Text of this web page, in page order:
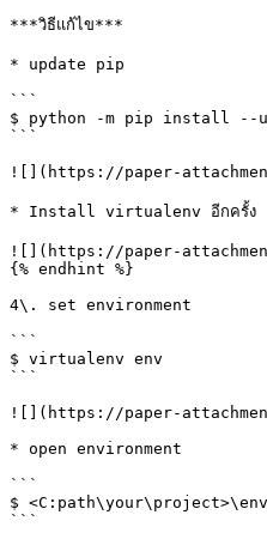
***วิธีแก้ไข***
* update pip
```
$ python -m pip install --
```
![](https://paper-
* Install virtualenv อีกครั้ง
![](https://paper-
{% endhint %}
4\. set environment
```
$ virtualenv env
```
![](https://paper-
* open environment
```
$
```